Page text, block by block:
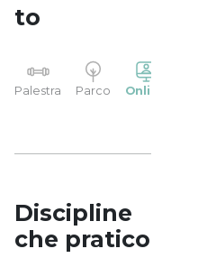
to
Palestra Parco Online
Discipline
che pratico